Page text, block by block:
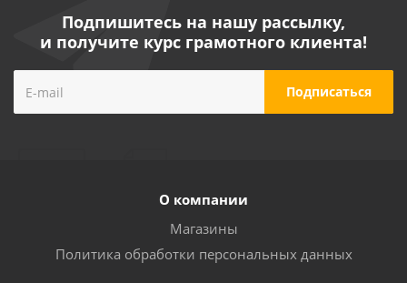
Подпишитесь на нашу рассылку,
и получите курс грамотного клиента!
О компании
Магазины
Политика обработки персональных данных